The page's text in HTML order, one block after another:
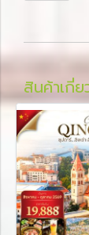
สินค้าเกี่